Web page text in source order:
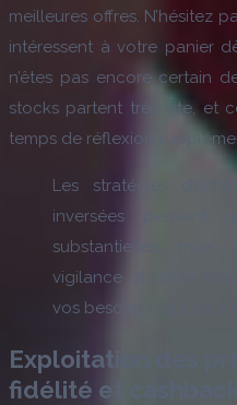
meilleures offres. N’hésitez
intéressent à votre panier
n’êtes pas encore certain
stocks partent très vite, et
temps de réflexion
Les stratégies
inversées peuvent
substantielles,
vigilance et de la
vos besoins réels pour
Exploitation des
fidélité et cashback